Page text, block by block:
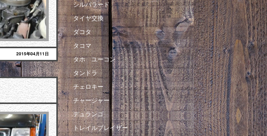
2015年04月11日
シルバラード
タイヤ交換
ダコタ
タコマ
タホ ユーコン
タンドラ
チェロキー
チャージャー
デュランゴ
トレイルブレイザー